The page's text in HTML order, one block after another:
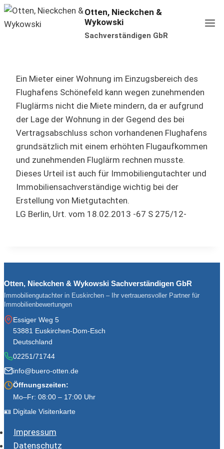
Zum
Inhalt
Otten, Nieckchen &
Wykowski
Sachverständigen GbR
Ein Mieter einer Wohnung im Einzugsbereich des
Flughafens Schönefeld kann wegen zunehmenden
Fluglärms nicht die Miete mindern, da er aufgrund
der Lage der Wohnung in der Gegend des bei
Vertragsabschluss schon vorhandenen Flughafens
grundsätzlich mit einem erhöhten Flugaufkommen
und zunehmenden Fluglärm rechnen musste.
Dieses Urteil ist auch für Immobiliengutachter und
Immobiliensachverständige wichtig bei der
Erstellung von Mietgutachten.
LG Berlin, Urt. vom 18.02.2013 -67 S 275/12-
Otten, Nieckchen & Wykowski Sachverständigen GbR
Immobiliengutachter in Euskirchen – Ihr vertrauensvoller Partner für
Immobilienbewertungen
Essiger Weg 5
53881 Euskirchen-Dom-Esch
Deutschland
02251/71744
info@buero-otten.de
Öffnungszeiten:
Mo–Fr: 08:00 – 17:00 Uhr
🪪 Digitale Visitenkarte
Impressum
Datenschutz